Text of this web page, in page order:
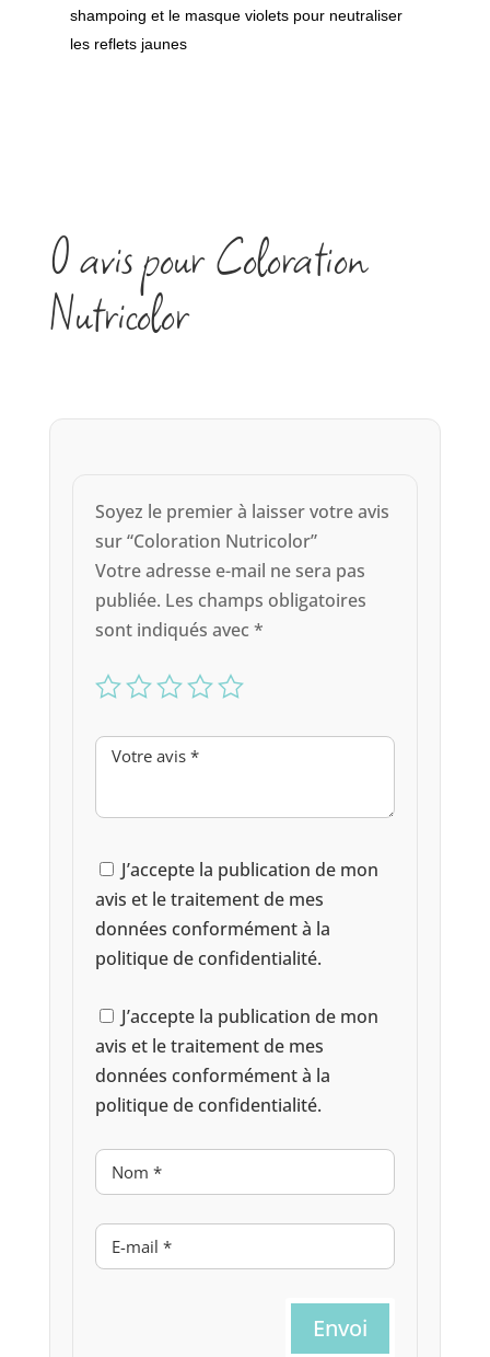
shampoing et le masque violetspour neutraliser
les reflets jaunes
0 avis pour Coloration
Nutricolor
Soyez le premier à laisser votre avis
sur “Coloration Nutricolor”
Votre adresse e-mail ne sera pas
publiée. Les champs obligatoires
sont indiqués avec *
J’accepte la publication de mon
avis et le traitement de mes
données conformément à la
politique de confidentialité.
J’accepte la publication de mon
avis et le traitement de mes
données conformément à la
politique de confidentialité.
Envoi